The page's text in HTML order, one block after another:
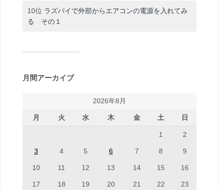
10位 ラズパイで外部からエアコンの電源を入れてみ
る その１
月間アーカイブ
2026年8月
月 火 水 木 金 土 日
1 2
3 4 5 6 7 8 9
10 11 12 13 14 15 16
17 18 19 20 21 22 23